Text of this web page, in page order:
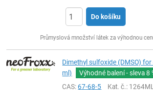
Do košíku
Průmyslová množství látek za výhodnou
Dimethyl sulfoxide (DMSO)
ml)
Výhodné balení - sleva8
CAS:67-68-5 Kat. č.: